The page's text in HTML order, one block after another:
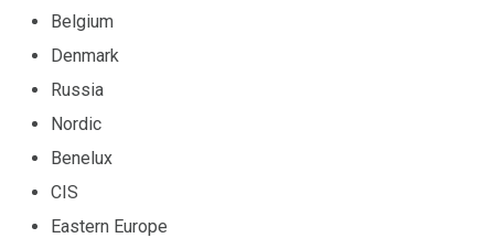
Belgium
Denmark
Russia
Nordic
Benelux
CIS
Eastern Europe